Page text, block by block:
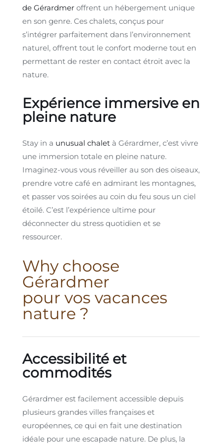
de Gérardmer offrent un hébergement unique
en son genre. Ces chalets, conçus pour
s’intégrer parfaitement dans l’environnement
naturel, offrent tout le confort moderne tout en
permettant de rester en contact étroit avec la
nature.
Expérience immersive en
pleine nature
Stay in a unusual chalet à Gérardmer, c’est vivre
une immersion totale en pleine nature.
Imaginez-vous vous réveiller au son des oiseaux,
prendre votre café en admirant les montagnes,
et passer vos soirées au coin du feu sous un ciel
étoilé. C’est l’expérience ultime pour
déconnecter du stress quotidien et se
ressourcer.
Why choose
Gérardmer
pour vos vacances
nature ?
Accessibilité et
commodités
Gérardmer est facilement accessible depuis
plusieurs grandes villes françaises et
européennes, ce qui en fait une destination
idéale pour une escapade nature. De plus, la